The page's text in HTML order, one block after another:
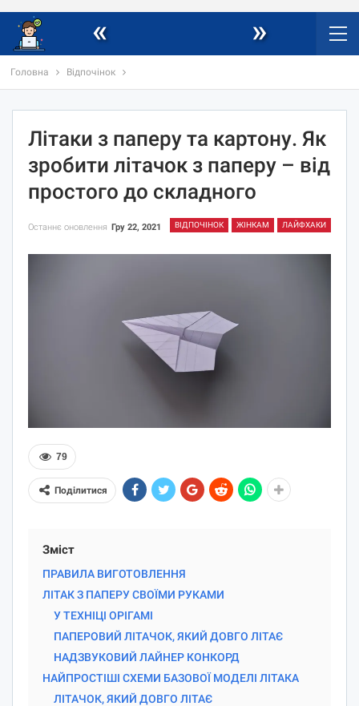
« »
Головна Відпочінок
Літаки з паперу та картону. Як
зробити літачок з паперу – від
простого до складного
ВІДПОЧІНОК ЖІНКАМ ЛАЙФХАКИ
Останнє оновлення Гру 22, 2021
79
Поділитися
Зміст
ПРАВИЛА ВИГОТОВЛЕННЯ
ЛІТАК З ПАПЕРУ СВОЇМИ РУКАМИ
У ТЕХНІЦІ ОРІГАМІ
ПАПЕРОВИЙ ЛІТАЧОК, ЯКИЙ ДОВГО ЛІТАЄ
НАДЗВУКОВИЙ ЛАЙНЕР КОНКОРД
НАЙПРОСТІШІ СХЕМИ БАЗОВОЇ МОДЕЛІ ЛІТАКА
ЛІТАЧОК, ЯКИЙ ДОВГО ЛІТАЄ